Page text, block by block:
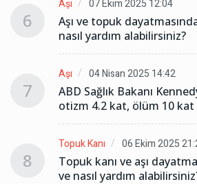
6
Aşı 07 Ekim 2025 12:04
Aşı ve topuk
nasıl yardım alabilirsiniz?
7
Aşı 04 Nisan 2025 14:42
ABD Sağlık Bakanı
otizm 4.2 kat, ölüm 10 kat
8
Topuk Kanı 06 Ekim 2025
Topuk kanı ve aşı
ve nasıl yardım